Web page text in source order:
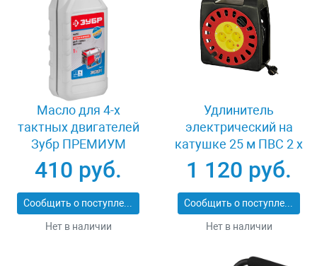
Масло для 4-х
тактных двигателей
Зубр ПРЕМИУМ
ЗМД-4Т
410 руб.
Сообщить о поступлении
Нет в наличии
Удлинитель
электрический на
катушке 25 м ПВС 2 х
1кв мм 4 гнезда
СВЕТОЗАР КОМФОРТ
SV-55073-25
1 120 руб.
Сообщить о поступлении
Нет в наличии